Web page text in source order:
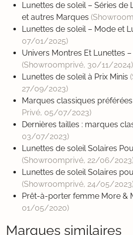
Lunettes de soleil – Séries de
et autres Marques
Lunettes de soleil – Mode et
07/01/2025)
Univers Montres Et Lunettes
(Showroomprivé, 30/11/2024)
Lunettes de soleil à Prix Minis
27/09/2023)
Marques classiques
Privé, 05/07/2023)
Dernières tailles : marques
03/07/2023)
Lunettes de soleil Solaires
(Showroomprivé, 22/06/2023
Lunettes de soleil Solaires
(Showroomprivé, 24/05/2023
Prêt-à-porter femme More &
01/05/2020)
Marques similaires